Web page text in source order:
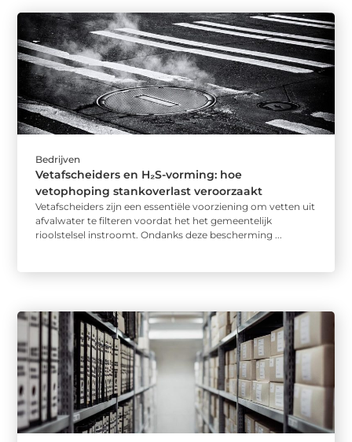
Bedrijven
Vetafscheiders en H₂S-vorming: hoe
vetophoping stankoverlast veroorzaakt
Vetafscheiders zijn een essentiële voorziening om vetten uit
afvalwater te filteren voordat het het gemeentelijk
rioolstelsel instroomt. Ondanks deze bescherming ...